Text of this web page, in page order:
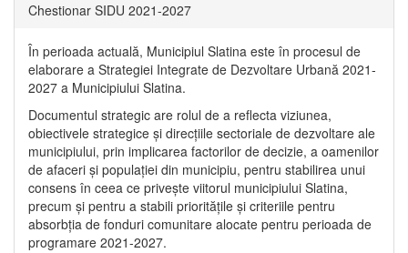
Chestionar SIDU 2021-2027
În perioada actuală, Municipiul Slatina este în procesul de
elaborare a Strategiei Integrate de Dezvoltare Urbană 2021‐
2027 a Municipiului Slatina.
Documentul strategic are rolul de a reflecta viziunea,
obiectivele strategice și direcțiile sectoriale de dezvoltare ale
municipiului, prin implicarea factorilor de decizie, a oamenilor
de afaceri și populației din municipiu, pentru stabilirea unui
consens în ceea ce privește viitorul municipiului Slatina,
precum și pentru a stabili prioritățile și criteriile pentru
absorbția de fonduri comunitare alocate pentru perioada de
programare 2021-2027.